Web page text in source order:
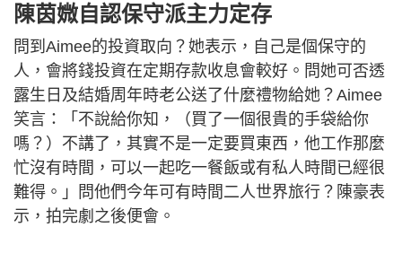
陳茵媺自認保守派主力定存
問到Aimee的投資取向？她表示，自己是個保守的
人，會將錢投資在定期存款收息會較好。問她可否透
露生日及結婚周年時老公送了什麼禮物給她？Aimee
笑言：「不說給你知，（買了一個很貴的手袋給你
嗎？）不講了，其實不是一定要買東西，他工作那麼
忙沒有時間，可以一起吃一餐飯或有私人時間已經很
難得。」問他們今年可有時間二人世界旅行？陳豪表
示，拍完劇之後便會。